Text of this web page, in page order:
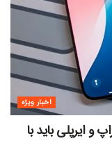
اخبار ویژه
و ایرپلی باید با